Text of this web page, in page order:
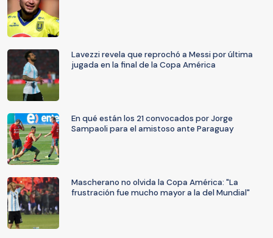
Lavezzi revela que reprochó a Messi por última
jugada en la final de la Copa América
En qué están los 21 convocados por Jorge
Sampaoli para el amistoso ante Paraguay
Mascherano no olvida la Copa América: "La
frustración fue mucho mayor a la del Mundial"